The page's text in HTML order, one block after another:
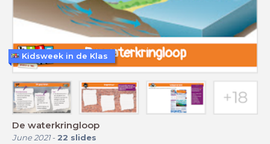
De waterkringloop
June 2021- 22 slides
Kidsweek in de Klas